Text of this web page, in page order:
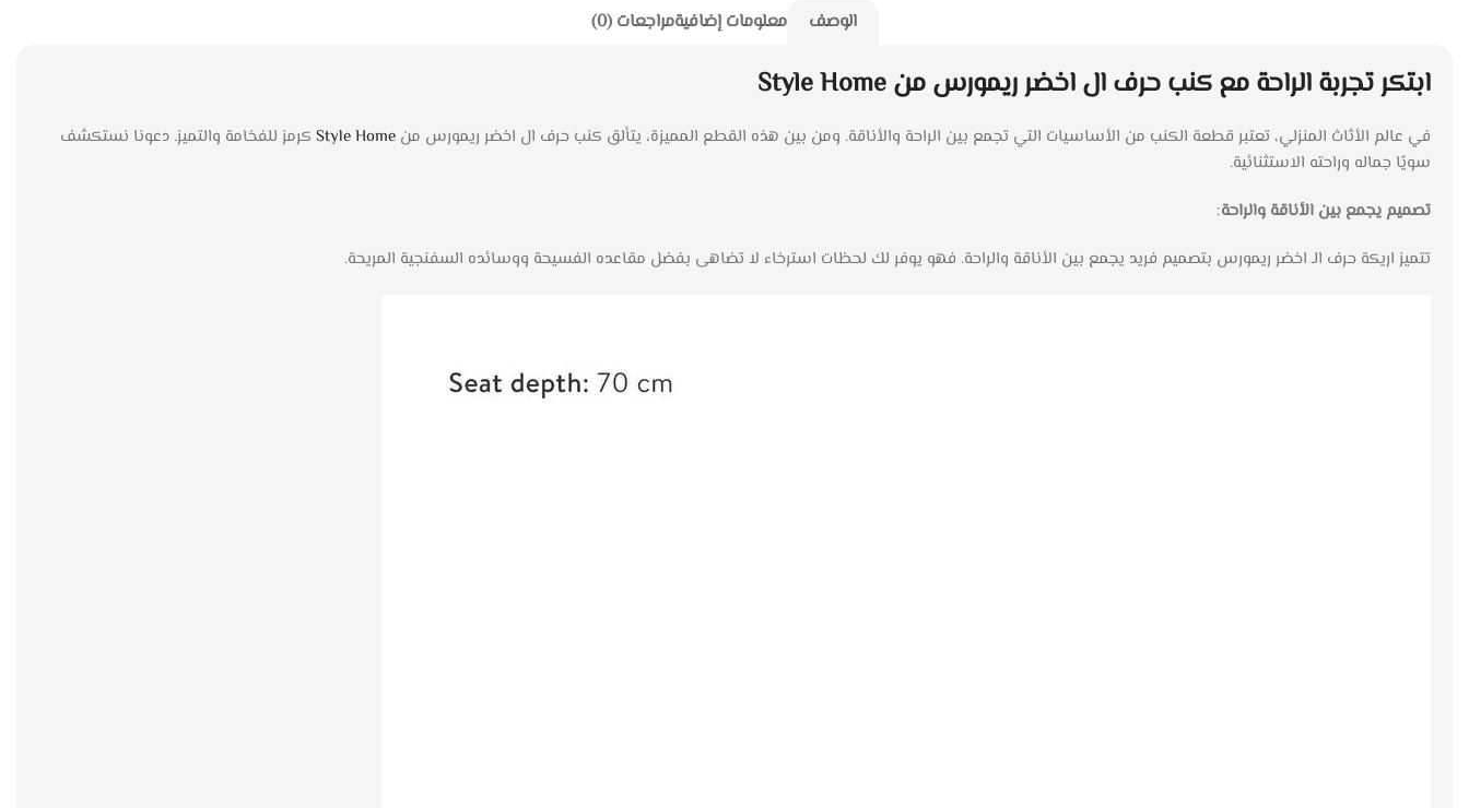
الوصف معلومات إضافيةمراجعات (0)
ابتكر تجربة الراحة مع كنب حرف ال اخضر ريمورس من Style Home
في عالم الأثاث المنزلي، تعتبر قطعة الكنب من الأساسيات التي تجمع بين الراحة والأناقة. ومن بين هذه القطع المميزة، يتألق كنب حرف ال اخضر ريمورس من Style Home كرمز للفخامة والتميز. دعونا نستكشف
سويًا جماله وراحته الاستثنائية.
تصميم يجمع بين الأناقة والراحة:
تتميز اريكة حرف الـ اخضر ريمورس بتصميم فريد يجمع بين الأناقة والراحة. فهو يوفر لك لحظات استرخاء لا تضاهى بفضل مقاعده الفسيحة ووسائده السفنجية المريحة.